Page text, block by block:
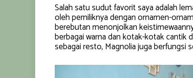
Salah satu sudut favorit saya adalah
oleh pemiliknya dengan ornamen-
berebutan menonjolkan
berbagai warna dan kotak-kotak cantik
sebagai resto, Magnolia juga berfungsi